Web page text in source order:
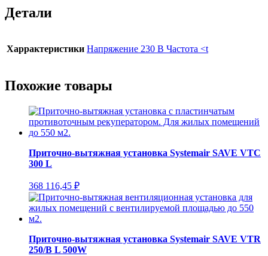
Детали
Харрактеристики Напряжение 230 В Частота <t
Похожие товары
Приточно-вытяжная установка Systemair SAVE VTC
300 L
368 116,45 ₽
Приточно-вытяжная установка Systemair SAVE VTR
250/B L 500W